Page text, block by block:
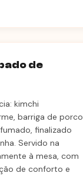
de
kimchi
barriga de porco
finalizado
Servido na
à mesa, com
de conforto e